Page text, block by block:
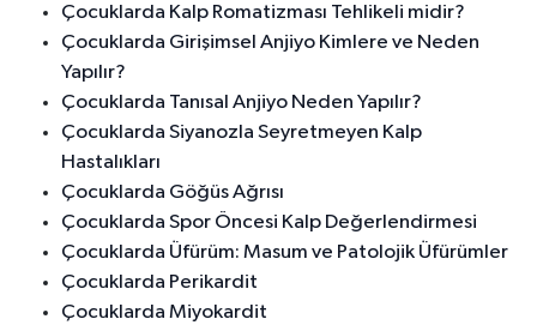
Çocuklarda Kalp Romatizması Tehlikeli midir?
Çocuklarda Girişimsel Anjiyo Kimlere ve Neden
Yapılır?
Çocuklarda Tanısal Anjiyo Neden Yapılır?
Çocuklarda Siyanozla Seyretmeyen Kalp
Hastalıkları
Çocuklarda Göğüs Ağrısı
Çocuklarda Spor Öncesi Kalp Değerlendirmesi
Çocuklarda Üfürüm: Masum ve Patolojik Üfürümler
Çocuklarda Perikardit
Çocuklarda Miyokardit